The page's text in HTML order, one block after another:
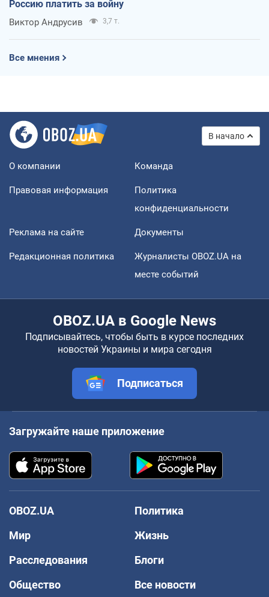
Россию платить за войну
Виктор Андрусив 3,7 т.
Все мнения
В начало
О компании Команда
Правовая информация
Политика
конфиденциальности
Реклама на сайте Документы
Редакционная политика
Журналисты OBOZ.UA на
месте событий
OBOZ.UA в Google News
Подписывайтесь, чтобы быть в курсе последних
новостей Украины и мира сегодня
Подписаться
Загружайте наше приложение
OBOZ.UA
Политика
Мир
Жизнь
Расследования
Блоги
Общество
Все новости